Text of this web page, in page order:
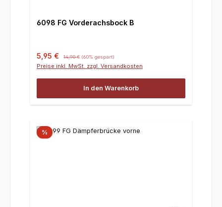
6098 FG Vorderachsbock B
Verkaufspreis:
5,95 € 14,90 € (60% gespart)
Preise inkl. MwSt. zzgl. Versandkosten
In den Warenkorb
%